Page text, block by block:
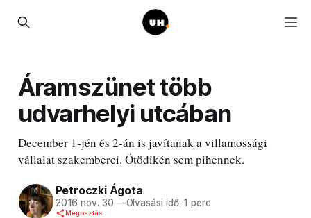
Áramszünet több
udvarhelyi utcában
December 1-jén és 2-án is javítanak a villamossági
vállalat szakemberei. Ötödikén sem pihennek.
Petroczki Ágota
2016 nov. 30 —Olvasási idő: 1 perc
Megosztás